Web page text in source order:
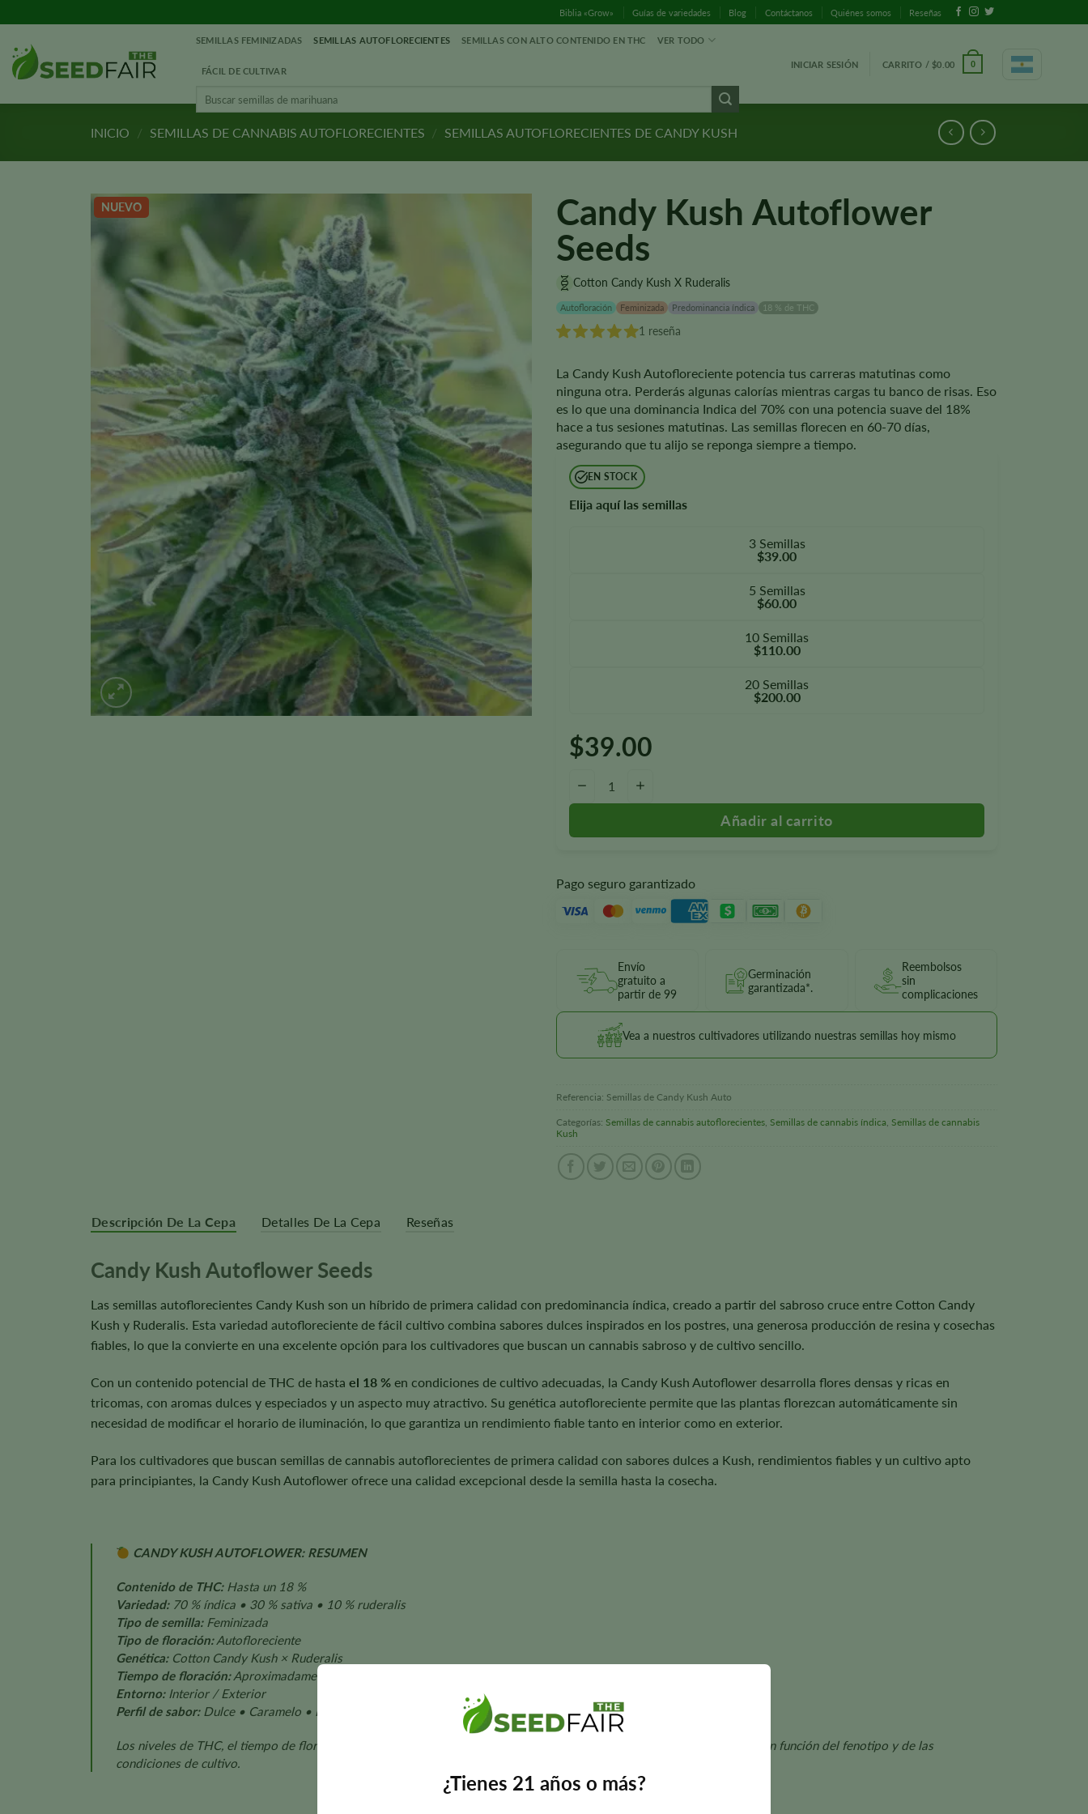
¿Tienes 21 años o más?
al
contenido
Biblia «Grow» Guías de variedades Blog Contáctanos Quiénes somos Reseñas
SEMILLAS FEMINIZADAS SEMILLAS AUTOFLORECIENTES SEMILLAS CON ALTO CONTENIDO EN THC VER TODO
FÁCIL DE CULTIVAR
Buscar:
INICIAR SESIÓN CARRITO / $0.00 0
INICIO / SEMILLAS DE CANNABIS AUTOFLORECIENTES / SEMILLAS AUTOFLORECIENTES DE CANDY KUSH
NUEVO
Candy Kush Autoflower
Seeds
Cotton Candy Kush X Ruderalis
Autofloración Feminizada Predominancia índica 18 % de THC
1 reseña
La Candy Kush Autofloreciente potencia tus carreras matutinas como
ninguna otra. Perderás algunas calorías mientras cargas tu banco de risas. Eso
es lo que una dominancia Indica del 70% con una potencia suave del 18%
hace a tus sesiones matutinas. Las semillas florecen en 60-70 días,
asegurando que tu alijo se reponga siempre a tiempo.
EN STOCK
Elija aquí las semillas
3 Semillas
$39.00
5 Semillas
$60.00
10 Semillas
$110.00
20 Semillas
$200.00
$39.00
-
Pago seguro garantizado
Envío
gratuito a
partir de 99
Germinación
garantizada*.
Reembolsos
sin
complicaciones
Vea a nuestros cultivadores utilizando nuestras semillas hoy mismo
Referencia: Semillas de Candy Kush Auto
Categorías: Semillas de cannabis autoflorecientes, Semillas de cannabis índica, Semillas de cannabis
Kush
Descripción De La Cepa Detalles De La Cepa Reseñas
Candy Kush Autoflower Seeds
Las semillas autoflorecientes Candy Kush son un híbrido de primera calidad con predominancia índica, creado a partir del sabroso cruce entre Cotton Candy
Kush y Ruderalis. Esta variedad autofloreciente de fácil cultivo combina sabores dulces inspirados en los postres, una generosa producción de resina y cosechas
fiables, lo que la convierte en una excelente opción para los cultivadores que buscan un cannabis sabroso y de cultivo sencillo.
Con un contenido potencial de THC de hasta el 18 % en condiciones de cultivo adecuadas, la Candy Kush Autoflower desarrolla flores densas y ricas en
tricomas, con aromas dulces y especiados y un aspecto muy atractivo. Su genética autofloreciente permite que las plantas florezcan automáticamente sin
necesidad de modificar el horario de iluminación, lo que garantiza un rendimiento fiable tanto en interior como en exterior.
Para los cultivadores que buscan semillas de cannabis autoflorecientes de primera calidad con sabores dulces a Kush, rendimientos fiables y un cultivo apto
para principiantes, la Candy Kush Autoflower ofrece una calidad excepcional desde la semilla hasta la cosecha.
CANDY KUSH AUTOFLOWER: RESUMEN
Contenido de THC:Hasta un 18 %
Variedad:70 % índica • 30 % sativa • 10 % ruderalis
Tipo de semilla:Feminizada
Tipo de floración:Autofloreciente
Genética:Cotton Candy Kush × Ruderalis
Tiempo de floración:Aproximadamente 8-9 semanas
Entorno:Interior / Exterior
Perfil de sabor:Dulce • Caramelo • Picante • Kush
Los niveles de THC, el tiempo de floración, el tamaño de la planta, el aroma, el sabor y los rendimientos pueden variar en función del fenotipo y de las
condiciones de cultivo.